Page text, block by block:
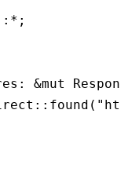
;
: &mut Response
:: found (